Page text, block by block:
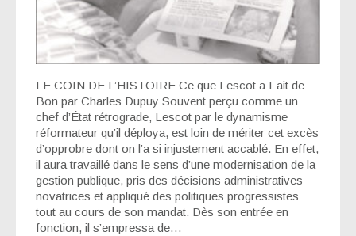
LE COIN DE L’HISTOIRE Ce que Lescot a Fait de
Bon par Charles Dupuy Souvent perçu comme un
chef d’État rétrograde, Lescot par le dynamisme
réformateur qu’il déploya, est loin de mériter cet excès
d’opprobre dont on l’a si injustement accablé. En effet,
il aura travaillé dans le sens d’une modernisation de la
gestion publique, pris des décisions administratives
novatrices et appliqué des politiques progressistes
tout au cours de son mandat. Dès son entrée en
fonction, il s’empressa de…